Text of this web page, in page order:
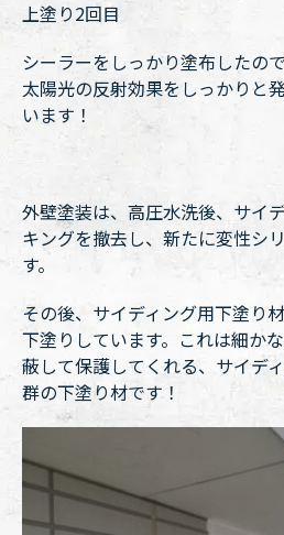
上塗り2回目
シーラーをしっかり塗布したの
太陽光の反射効果をしっかりと
います！
外壁塗装は、高圧水洗後、サイ
キングを撤去し、新たに変性シ
す。
その後、サイディング用下塗り
下塗りしています。これは細か
蔽して保護してくれる、サイデ
群の下塗り材です！